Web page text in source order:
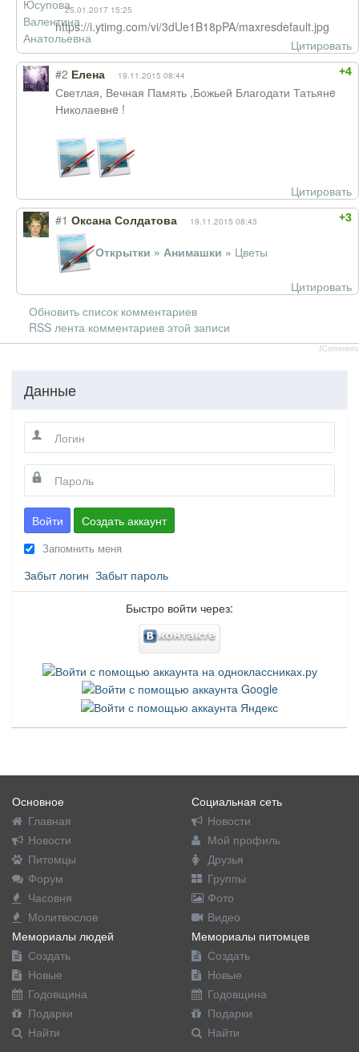
25.01.2017 15:25
https://i.ytimg.com/vi/3dUe1B18pPA/maxresdefault.jpg
Цитировать
+4
#2 Елена 19.11.2015 08:44
Светлая, Вечная Память ,Божьей Благодати Татьянe
Николаевнe !
Цитировать
+3
#1 Оксана Солдатова 19.11.2015 08:43
Открытки » Анимашки » Цветы
Цитировать
Обновить список комментариев
RSS лента комментариев этой записи
JComments
Данные
Войти Создать аккаунт
Запомнить меня
Забыт логин Забыт пароль
Быстро войти через:
Основное
Главная
Новости
Питомцы
Форум
Часовня
Молитвослов
Социальная сеть
Новости
Мой профиль
Друзья
Группы
Фото
Видео
Мемориалы людей
Создать
Новые
Годовщина
Подарки
Найти
Мемориалы питомцев
Создать
Новые
Годовщина
Подарки
Найти